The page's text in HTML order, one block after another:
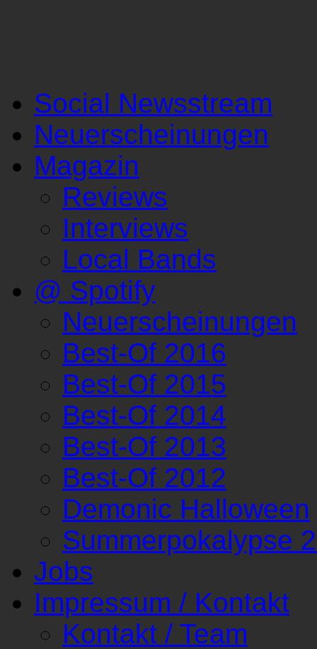
Social Newsstream
Neuerscheinungen
Magazin
Reviews
Interviews
Local Bands
@ Spotify
Neuerscheinungen
Best-Of 2016
Best-Of 2015
Best-Of 2014
Best-Of 2013
Best-Of 2012
Demonic Halloween
Summerpokalypse
Jobs
Impressum / Kontakt
Kontakt / Team